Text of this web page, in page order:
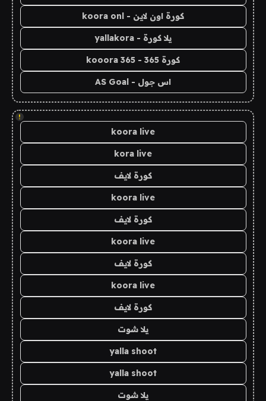
كورة اون لاين - koora onl
يلا كورة - yallakora
كورة 365 - kooora 365
اس جول - AS Goal
!
koora live
kora live
كورة لايف
koora live
كورة لايف
koora live
كورة لايف
koora live
كورة لايف
يلا شوت
yalla shoot
yalla shoot
يلا شوت